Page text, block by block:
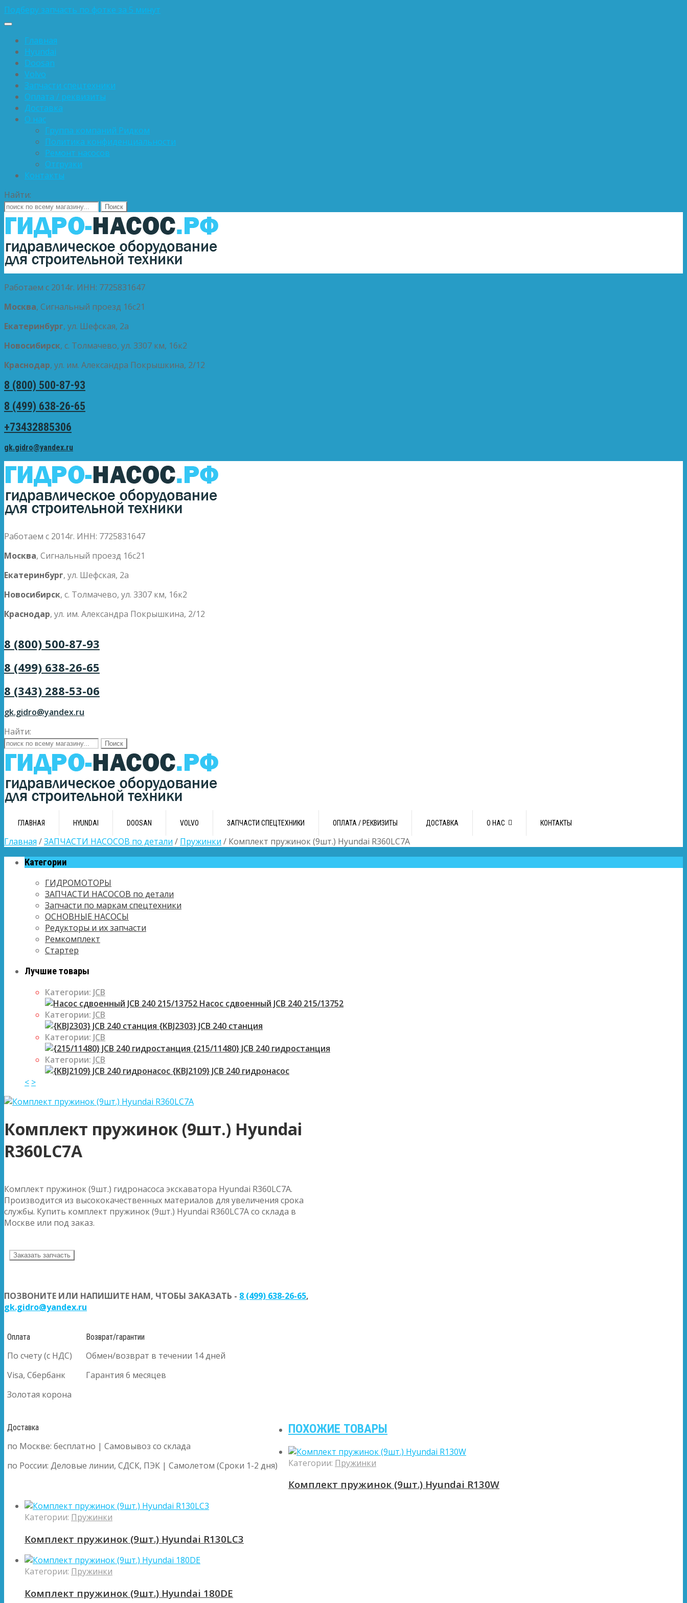
Подберу запчасть по фотке за 5 минут
Главная
Hyundai
Doosan
Volvo
Запчасти спецтехники
Оплата / реквизиты
Доставка
О нас
Группа компаний Ридком
Политика конфиденциальности
Ремонт насосов
Отгрузки
Контакты
Найти:
Работаем с 2014г. ИНН: 7725831647
Москва, Сигнальный проезд 16с21
Екатеринбург, ул. Шефская, 2а
Новосибирск, с. Толмачево, ул. 3307 км, 16к2
Краснодар, ул. им. Александра Покрышкина, 2/12
8 (800) 500-87-93
8 (499) 638-26-65
+73432885306
gk.gidro@yandex.ru
Работаем с 2014г. ИНН: 7725831647
Москва, Сигнальный проезд 16с21
Екатеринбург, ул. Шефская, 2а
Новосибирск, с. Толмачево, ул. 3307 км, 16к2
Краснодар, ул. им. Александра Покрышкина, 2/12
8 (800) 500-87-93
8 (499) 638-26-65
8 (343) 288-53-06
gk.gidro@yandex.ru
Найти:
ГЛАВНАЯ HYUNDAI DOOSAN VOLVO ЗАПЧАСТИ СПЕЦТЕХНИКИ ОПЛАТА / РЕКВИЗИТЫ ДОСТАВКА О НАС КОНТАКТЫ
Главная /ЗАПЧАСТИ НАСОСОВ по детали / Пружинки / Комплект пружинок (9шт.) Hyundai R360LC7A
Категории
ГИДРОМОТОРЫ
ЗАПЧАСТИ НАСОСОВ по детали
Запчасти по маркам спецтехники
ОСНОВНЫЕ НАСОСЫ
Редукторы и их запчасти
Ремкомплект
Стартер
Лучшие товары
Категории: JCB
Насос сдвоенный JCB 240 215/13752
Категории: JCB
{KBJ2303} JCB 240 станция
Категории: JCB
{215/11480} JCB 240 гидростанция
Категории: JCB
{KBJ2109} JCB 240 гидронасос
< >
Комплект пружинок (9шт.) Hyundai
R360LC7A
Комплект пружинок (9шт.) гидронасоса экскаватора Hyundai R360LC7A.
Производится из высококачественных материалов для увеличения срока
службы. Купить комплект пружинок (9шт.) Hyundai R360LC7A со склада в
Москве или под заказ.
Заказать запчасть
ПОЗВОНИТЕ ИЛИ НАПИШИТЕ НАМ, ЧТОБЫ ЗАКАЗАТЬ - 8 (499) 638-26-65,
gk.gidro@yandex.ru
Оплата
По счету (с НДС)
Visa, Сбербанк
Золотая корона
Возврат/гарантии
Обмен/возврат в течении 14 дней
Гарантия 6 месяцев
Доставка
по Москве: бесплатно | Самовывоз со склада
по России: Деловые линии, СДСК, ПЭК | Самолетом (Сроки 1-2 дня)
ПОХОЖИЕ ТОВАРЫ
Категории: Пружинки
Комплект пружинок (9шт.) Hyundai R130W
Категории: Пружинки
Комплект пружинок (9шт.) Hyundai R130LC3
Категории: Пружинки
Комплект пружинок (9шт.) Hyundai 180DE